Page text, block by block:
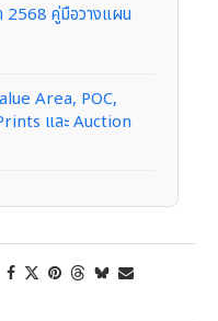
2568 คู่มือวางแผน
Area, POC,
และ Auction